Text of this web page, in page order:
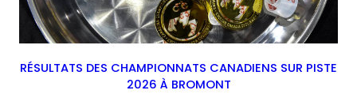
RÉSULTATS DES CHAMPIONNATS CANADIENS SUR PISTE
2026 À BROMONT